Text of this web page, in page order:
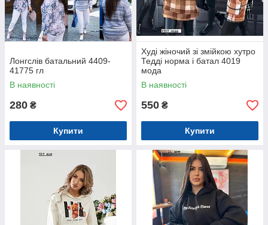
Лонгслів батальний 4409-
41775 гл
В наявності
280 ₴
Купити
Худі жіночий зі змійкою хутро
Тедді норма і батал 4019
мода
В наявності
550 ₴
Купити